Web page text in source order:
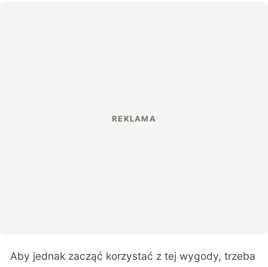
Aby jednak zacząć korzystać z tej wygody, trzeba